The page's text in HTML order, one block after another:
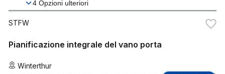
4 Opzioni ulteriori
STFW
Pianificazione integrale del vano porta
Winterthur